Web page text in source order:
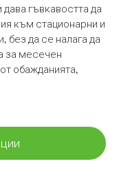
гъвкавостта да
към стационарни и
без да се налага да
за месечен
обажданията,